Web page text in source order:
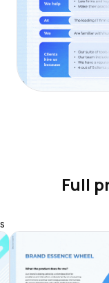
Full
s